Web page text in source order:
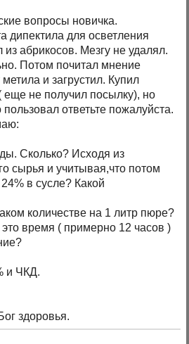
вопросы новичка.
дипектила для осветления
из абрикосов. Мезгу не удалял.
Потом почитал мнение
и загрустил. Купил
не получил посылку), но
ответьте пожалуйста.
Сколько? Исходя из
сырья и учитывая,что потом
в сусле? Какой
количестве на 1 литр пюре?
время ( примерно 12 часов )
и ЧКД.
здоровья.